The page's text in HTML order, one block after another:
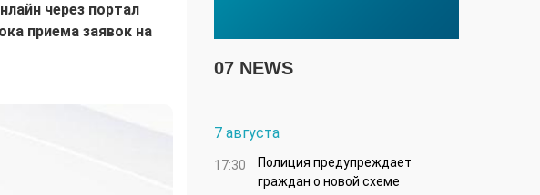
через портал
приема заявок на
07 NEWS
7 августа
17:30
Полиция предупреждает
граждан о новой схеме